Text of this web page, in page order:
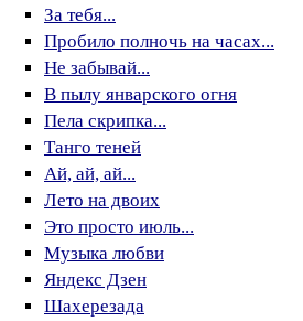
За тебя...
Пробило полночь на часах...
Не забывай...
В пылу январского огня
Пела скрипка...
Танго теней
Ай, ай, ай...
Лето на двоих
Это просто июль...
Музыка любви
Яндекс Дзен
Шахерезада